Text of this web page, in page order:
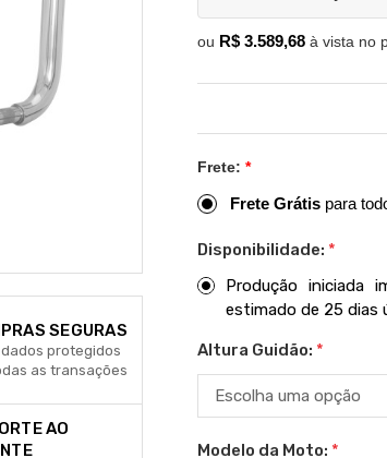
SEGURAS
protegidos
as transações
AO
ou R$ 3.589,68 à vista no
Frete: *
Frete Grátis para
Disponibilidade: *
Produção iniciada
estimado de 25 dias
Altura Guidão: *
Modelo da Moto: *